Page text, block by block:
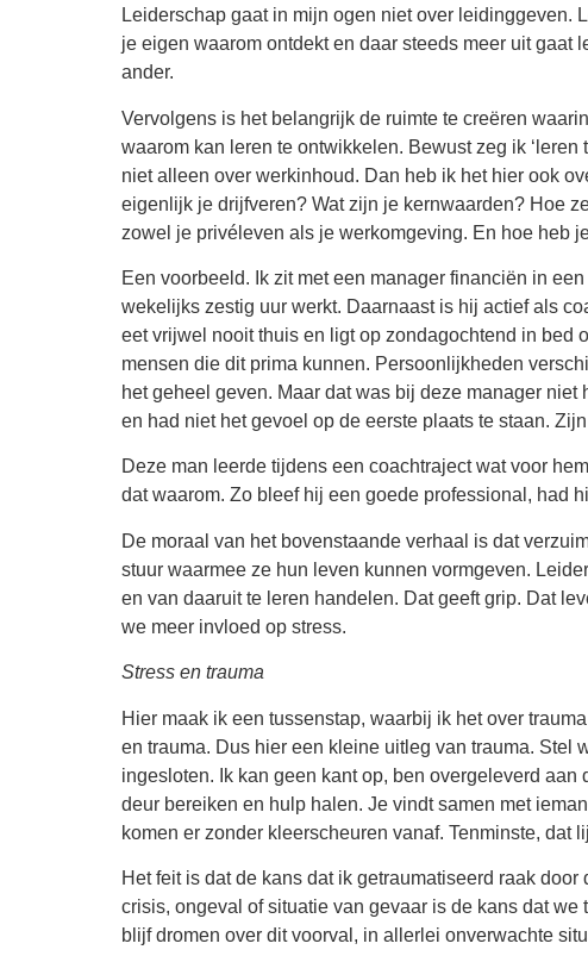
Leiderschap gaat in mijn ogen niet over leidinggeven.
je eigen waarom ontdekt en daar steeds meer uit gaat
ander.
Vervolgens is het belangrijk de ruimte te creëren
waarom kan leren te ontwikkelen. Bewust zeg ik
niet alleen over werkinhoud. Dan heb ik het hier ook
eigenlijk je drijfveren? Wat zijn je kernwaarden? Hoe
zowel je privéleven als je werkomgeving. En hoe heb
Een voorbeeld. Ik zit met een manager financiën in
wekelijks zestig uur werkt. Daarnaast is hij actief als
eet vrijwel nooit thuis en ligt op zondagochtend in bed
mensen die dit prima kunnen. Persoonlijkheden
het geheel geven. Maar dat was bij deze manager
en had niet het gevoel op de eerste plaats te staan.
Deze man leerde tijdens een coachtraject wat voor
dat waarom. Zo bleef hij een goede professional, had
De moraal van het bovenstaande verhaal is dat
stuur waarmee ze hun leven kunnen vormgeven.
en van daaruit te leren handelen. Dat geeft grip. Dat
we meer invloed op stress.
Stress en trauma
Hier maak ik een tussenstap, waarbij ik het over
en trauma. Dus hier een kleine uitleg van trauma. Stel
ingesloten. Ik kan geen kant op, ben overgeleverd
deur bereiken en hulp halen. Je vindt samen met
komen er zonder kleerscheuren vanaf. Tenminste, dat
Het feit is dat de kans dat ik getraumatiseerd raak
crisis, ongeval of situatie van gevaar is de kans dat
blijf dromen over dit voorval, in allerlei onverwachte